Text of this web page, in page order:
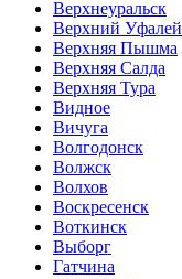
Верхнеуральск
Верхний Уфалей
Верхняя Пышма
Верхняя Салда
Верхняя Тура
Видное
Вичуга
Волгодонск
Волжск
Волхов
Воскресенск
Воткинск
Выборг
Гатчина